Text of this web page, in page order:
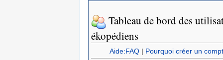
Tableau de bord des
ékopédiens
Aide:FAQ | Pourquoi créer un